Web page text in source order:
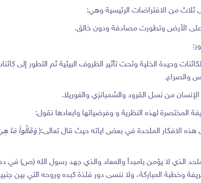
ثلاث من الافتراضات الرئيسية وهي:
على الأرض وتطورت مصادفة ودون خالق.
وحيدة الخلية وتحت تأثير الظروف البيئية ثم التطور إلى
والصراع.
الإنسان من نسل القرود والشمبانزي والغوريلا.
المختصرة لهذه النظرية و وفرضياتها وابعادها نقول:
هذه الافكار الملحدة في بعض اياته حيث قال تعالى:( وَقَالُواْ مَا
الذي لا يؤمن بامبدأ والمعاد والذي جهد رسول الله (ص)
وخطبة المباركة، ولا ننسى دور فلذة كبده وروحه التي بين